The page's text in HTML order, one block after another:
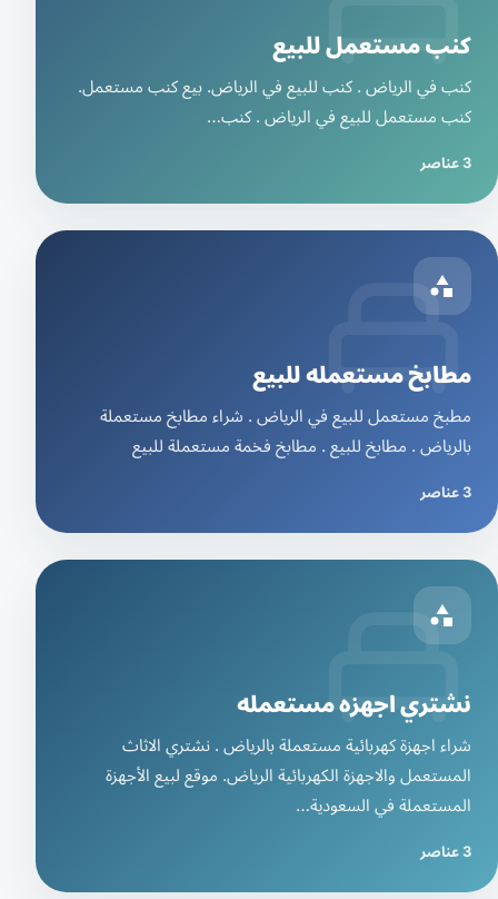
كنب مستعمل للبيع
كنب في الرياض . كنب للبيع في الرياض. بيع كنب مستعمل.
كنب مستعمل للبيع في الرياض . كنب…
3 عناصر
مطابخ مستعمله للبيع
مطبخ مستعمل للبيع في الرياض . شراء مطابخ مستعملة
بالرياض . مطابخ للبيع . مطابخ فخمة مستعملة للبيع
3 عناصر
نشتري اجهزه مستعمله
شراء اجهزة كهربائية مستعملة بالرياض . نشتري الاثاث
المستعمل والاجهزة الكهربائية الرياض. موقع لبيع الأجهزة
المستعملة في السعودية…
3 عناصر